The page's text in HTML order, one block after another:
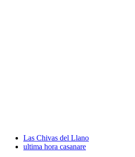
Las Chivas del Llano
ultima hora casanare